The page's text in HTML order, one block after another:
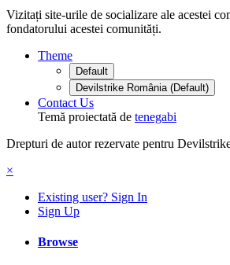
Vizitați site-urile de socializare ale acestei
fondatorului acestei comunități.
Theme
Default
Devilstrike România (Default)
Contact Us
Temă proiectată de tenegabi
Drepturi de autor rezervate pentru
×
Existing user? Sign In
Sign Up
Browse